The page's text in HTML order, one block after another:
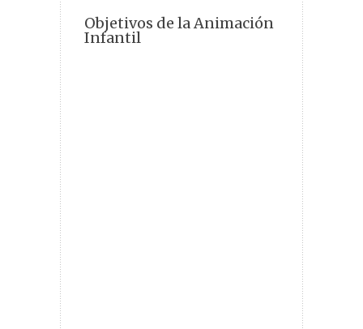
Objetivos de la Animación
Infantil